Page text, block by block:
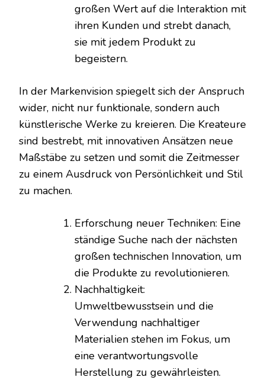
großen Wert auf die Interaktion mit
ihren Kunden und strebt danach,
sie mit jedem Produkt zu
begeistern.
In der Markenvision spiegelt sich der Anspruch
wider, nicht nur funktionale, sondern auch
künstlerische Werke zu kreieren. Die Kreateure
sind bestrebt, mit innovativen Ansätzen neue
Maßstäbe zu setzen und somit die Zeitmesser
zu einem Ausdruck von Persönlichkeit und Stil
zu machen.
Erforschung neuer Techniken: Eine
ständige Suche nach der nächsten
großen technischen Innovation, um
die Produkte zu revolutionieren.
Nachhaltigkeit:
Umweltbewusstsein und die
Verwendung nachhaltiger
Materialien stehen im Fokus, um
eine verantwortungsvolle
Herstellung zu gewährleisten.